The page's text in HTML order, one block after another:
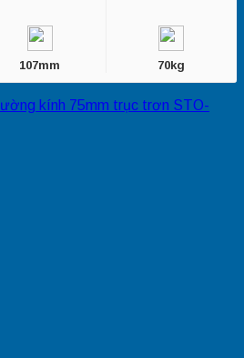
107mm 70kg
kính 75mm trục trơn STO-